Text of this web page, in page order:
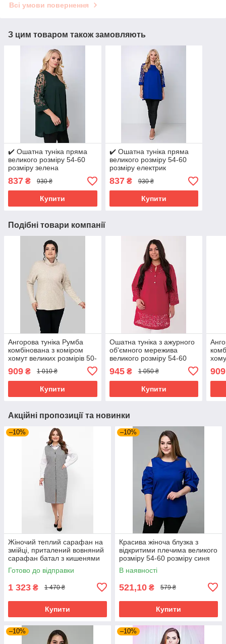
Всі умови повернення
З цим товаром також замовляють
✔️ Ошатна туніка пряма
великого розміру 54-60
розміру зелена
837 ₴ 930 ₴
Купити
✔️ Ошатна туніка пряма
великого розміру 54-60
розміру електрик
837₴ 930 ₴
Купити
Подібні товари компанії
Ангорова туніка Румба
комбінована з коміром
хомут великих розмірів 50-
909 ₴ 1 010 ₴
Купити
Ошатна туніка з ажурного
об'ємного мережива
великого розміру 54-60
945₴ 1 050 ₴
Купити
909
Акційні пропозиції та новинки
–10%
Жіночий теплий сарафан на
змійці, приталений вовняний
сарафан батал з кишенями
великих розмірів 54-64
розміри сірий
Готово до відправки
1 323 ₴ 1 470 ₴
Купити
–10%
Красива жіноча блузка з
відкритими плечима великого
розміру 54-60 розміру синя
В наявності
521,10 ₴ 579 ₴
Купити
–10% –10%